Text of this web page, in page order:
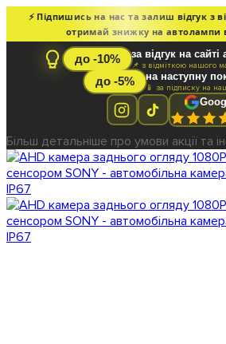
⚡ Підпишись на нас та залиш відгук з
отримай знижку на автолампи
до -10% за відгук на
📌 з відміткою нашого
до -5% на наступну
📱 за підписку на
Більш детальніше про умови акції та